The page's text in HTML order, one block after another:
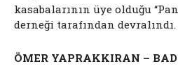
kasabalarının üye olduğu
derneği tarafından devralındı.
ÖMER YAPRAKKIRAN –